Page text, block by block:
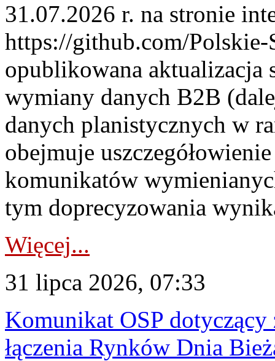
31.07.2026 r. na stronie
https://github.com/Polskie-
opublikowana aktualizacja
wymiany danych B2B
danych planistycznych w
obejmuje
komunikatów
tym doprecyzowania
Więcej...
31 lipca 2026, 07:33
Komunikat OSP dotyczący
łączenia Rynków Dnia